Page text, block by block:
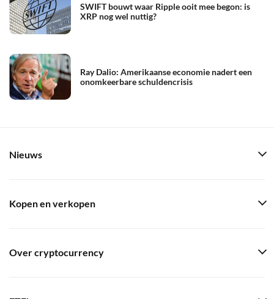
SWIFT bouwt waar Ripple ooit mee begon: is
XRP nog wel nuttig?
Ray Dalio: Amerikaanse economie nadert een
onomkeerbare schuldencrisis
Nieuws
Kopen en verkopen
Over cryptocurrency